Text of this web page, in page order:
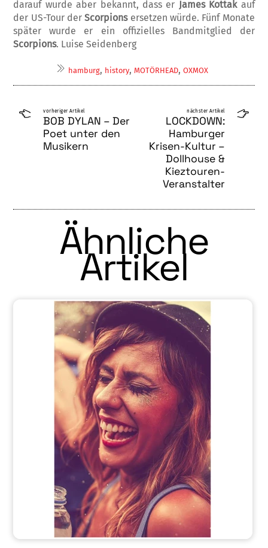
darauf wurde aber be­kannt, dass er James Kottakauf
der US-Tour derScor­pions ersetzen würde. Fünf Monate
später wurde er ein offizielles Bandmitglied der
Scorpions. Luise Seidenberg
hamburg, history, MOTÖRHEAD, OXMOX
vorheriger Artikel
BOB DYLAN – Der
Poet unter den
Musikern
nächster Artikel
LOCKDOWN:
Hamburger
Krisen-Kultur –
Dollhouse &
Kieztouren-
Veranstalter
Ähnliche
Artikel